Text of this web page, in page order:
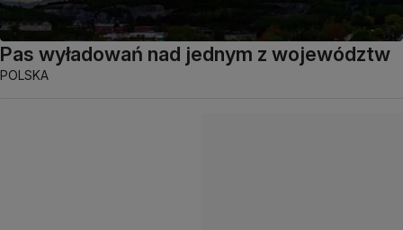
Pas wyładowań nad jednym z województw
POLSKA